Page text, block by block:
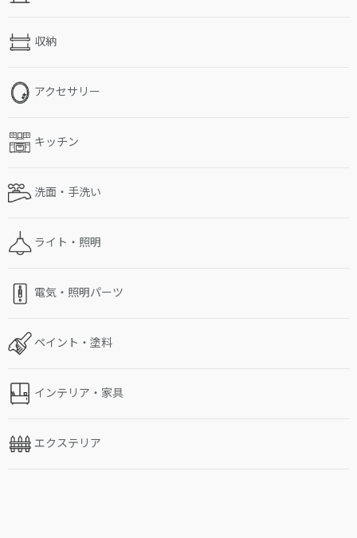
収納
アクセサリー
キッチン
洗面・手洗い
ライト・照明
電気・照明パーツ
ペイント・塗料
インテリア・家具
エクステリア